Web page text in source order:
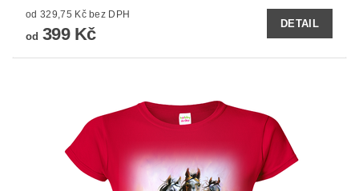
od 329,75 Kč bez DPH
od 399 Kč
DETAIL